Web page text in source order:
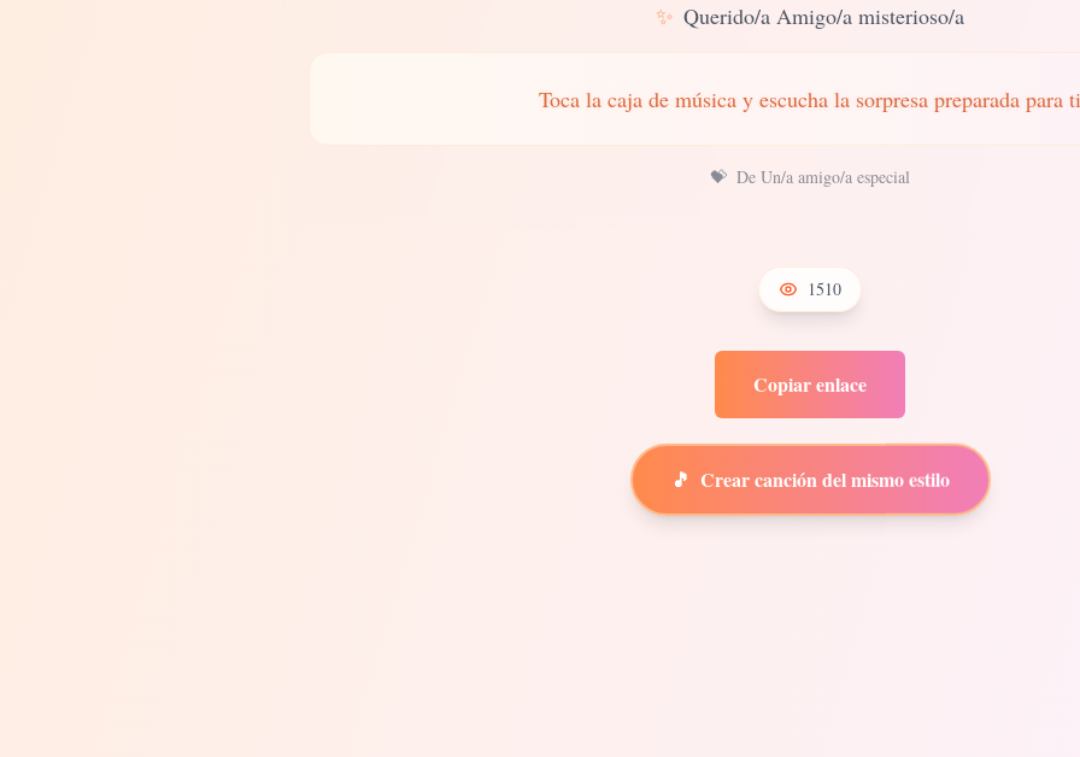
✨ Querido/a Amigo/a misterioso/a
Toca la caja de música y escucha la sorpresa preparada para ti
💝 De Un/a amigo/a especial
1510
Copiar enlace
🎵 Crear canción del mismo estilo